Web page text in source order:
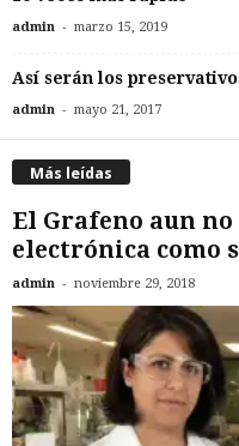
admin - marzo 15, 2019
Así serán los
admin - mayo 21, 2017
Más leídas
El Grafeno aun
electrónica como
admin - noviembre 29, 2018